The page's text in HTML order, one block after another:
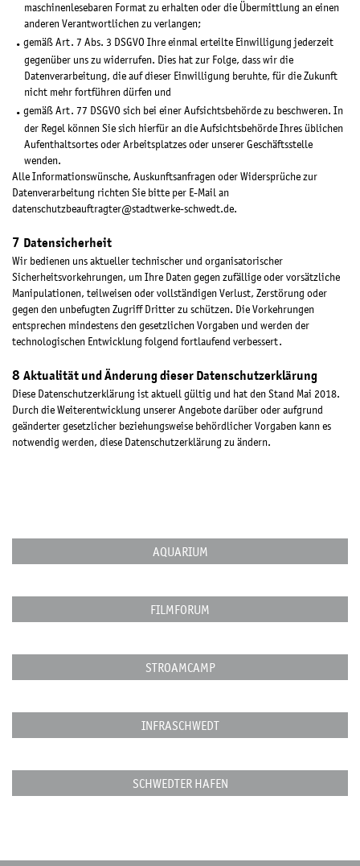
maschinenlesebaren Format zu erhalten oder die Übermittlung an einen
anderen Verantwortlichen zu verlangen;
gemäß Art. 7 Abs. 3 DSGVO Ihre einmal erteilte Einwilligung jederzeit
gegenüber uns zu widerrufen. Dies hat zur Folge, dass wir die
Datenverarbeitung, die auf dieser Einwilligung beruhte, für die Zukunft
nicht mehr fortführen dürfen und
gemäß Art. 77 DSGVO sich bei einer Aufsichtsbehörde zu beschweren. In
der Regel können Sie sich hierfür an die Aufsichtsbehörde Ihres üblichen
Aufenthaltsortes oder Arbeitsplatzes oder unserer Geschäftsstelle
wenden.
Alle Informationswünsche, Auskunftsanfragen oder Widersprüche zur
Datenverarbeitung richten Sie bitte per E-Mail an
datenschutzbeauftragter@stadtwerke-schwedt.de.
Datensicherheit
Wir bedienen uns aktueller technischer und organisatorischer
Sicherheitsvorkehrungen, um Ihre Daten gegen zufällige oder vorsätzliche
Manipulationen, teilweisen oder vollständigen Verlust, Zerstörung oder
gegen den unbefugten Zugriff Dritter zu schützen. Die Vorkehrungen
entsprechen mindestens den gesetzlichen Vorgaben und werden der
technologischen Entwicklung folgend fortlaufend verbessert.
Aktualität und Änderung dieser Datenschutzerklärung
Diese Datenschutzerklärung ist aktuell gültig und hat den Stand Mai 2018.
Durch die Weiterentwicklung unserer Angebote darüber oder aufgrund
geänderter gesetzlicher beziehungsweise behördlicher Vorgaben kann es
notwendig werden, diese Datenschutzerklärung zu ändern.
AQUARIUM
FILMFORUM
STROAMCAMP
INFRASCHWEDT
SCHWEDTER HAFEN